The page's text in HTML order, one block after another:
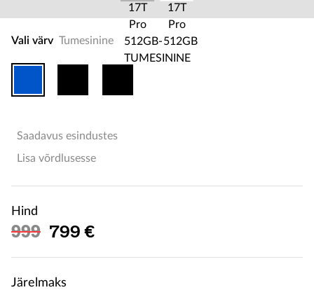
Vali värv Tumesinine
Saadavus esindustes
Lisa võrdlusesse
Hind
999 Soodushind
799 €
Järelmaks